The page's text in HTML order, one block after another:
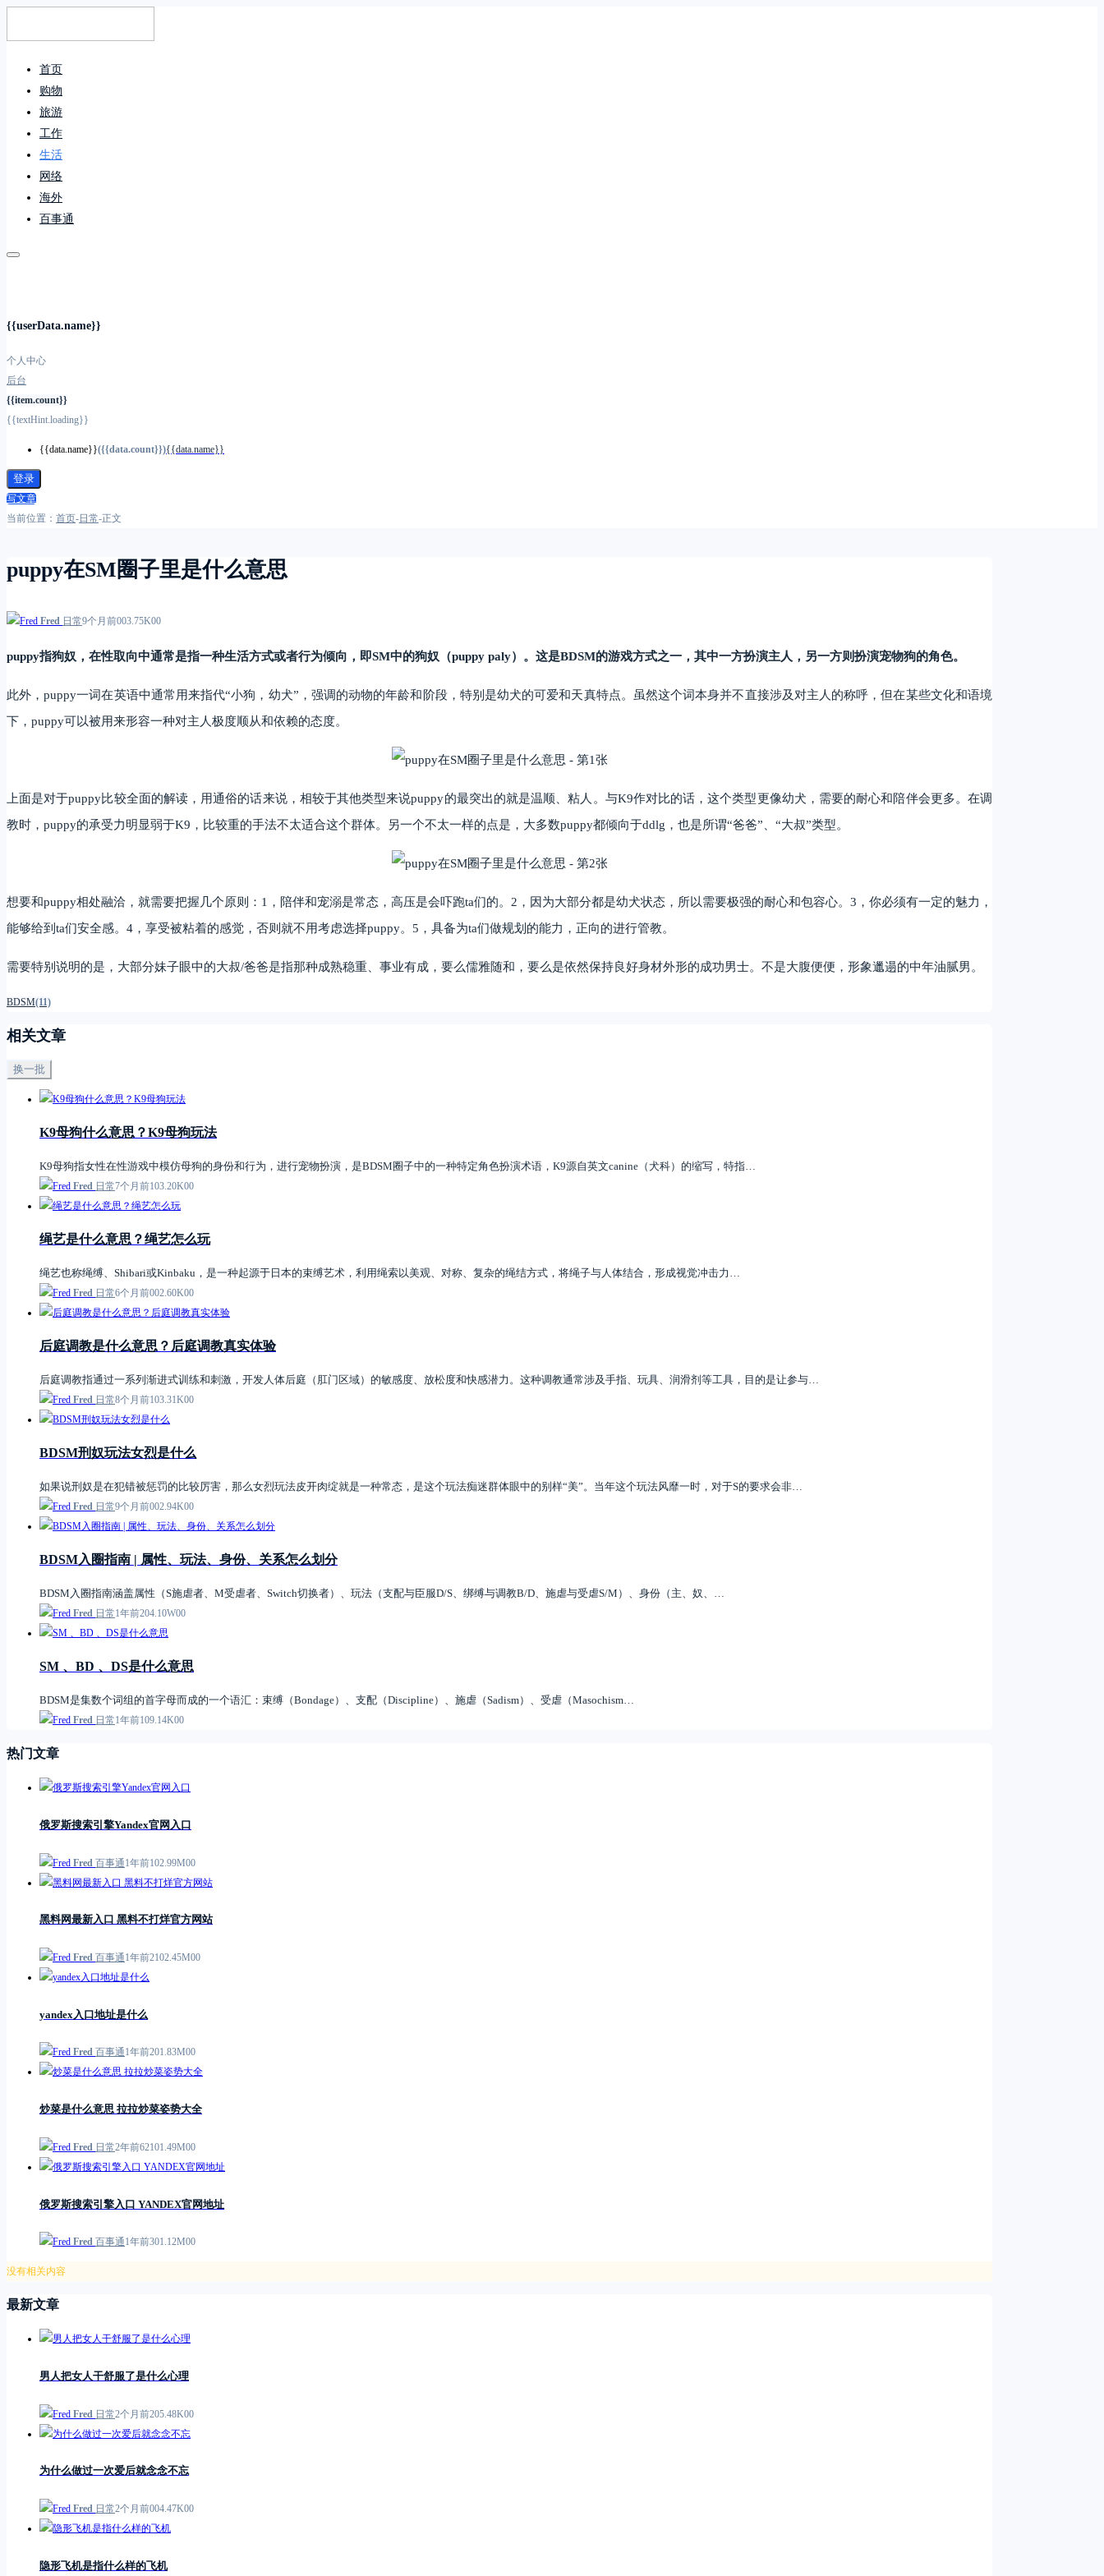
首页
购物
旅游
工作
生活
网络
海外
百事通
{{userData.name}}
个人中心
后台
{{item.count}}
{{textHint.loading}}
{{data.name}}({{data.count}}){{data.name}}
登录
写文章
当前位置： 首页-日常-正文
puppy在SM圈子里是什么意思
Fred 日常9个月前003.75K00
puppy指狗奴，在性取向中通常是指一种生活方式或者行为倾向，即SM中的狗奴（puppy paly）。这是BDSM的游戏方式之一，其中一方扮演主人，另一方则扮演宠物狗的角色。
此外，puppy一词在英语中通常用来指代“小狗，幼犬”，强调的动物的年龄和阶段，特别是幼犬的可爱和天真特点。虽然这个词本身并不直接涉及对主人的称呼，但在某些文化和语境
下，puppy可以被用来形容一种对主人极度顺从和依赖的态度。
上面是对于puppy比较全面的解读，用通俗的话来说，相较于其他类型来说puppy的最突出的就是温顺、粘人。与K9作对比的话，这个类型更像幼犬，需要的耐心和陪伴会更多。在调
教时，puppy的承受力明显弱于K9，比较重的手法不太适合这个群体。另一个不太一样的点是，大多数puppy都倾向于ddlg，也是所谓“爸爸”、“大叔”类型。
想要和puppy相处融洽，就需要把握几个原则：1，陪伴和宠溺是常态，高压是会吓跑ta们的。2，因为大部分都是幼犬状态，所以需要极强的耐心和包容心。3，你必须有一定的魅力，
能够给到ta们安全感。4，享受被粘着的感觉，否则就不用考虑选择puppy。5，具备为ta们做规划的能力，正向的进行管教。
需要特别说明的是，大部分妹子眼中的大叔/爸爸是指那种成熟稳重、事业有成，要么儒雅随和，要么是依然保持良好身材外形的成功男士。不是大腹便便，形象邋遢的中年油腻男。
BDSM(11)
相关文章
换一批
K9母狗什么意思？K9母狗玩法
K9母狗指女性在性游戏中模仿母狗的身份和行为，进行宠物扮演，是BDSM圈子中的一种特定角色扮演术语，K9源自英文canine（犬科）的缩写，特指…
Fred 日常7个月前103.20K00
绳艺是什么意思？绳艺怎么玩
绳艺也称绳缚、Shibari或Kinbaku，是一种起源于日本的束缚艺术，利用绳索以美观、对称、复杂的绳结方式，将绳子与人体结合，形成视觉冲击力…
Fred 日常6个月前002.60K00
后庭调教是什么意思？后庭调教真实体验
后庭调教指通过一系列渐进式训练和刺激，开发人体后庭（肛门区域）的敏感度、放松度和快感潜力。这种调教通常涉及手指、玩具、润滑剂等工具，目的是让参与…
Fred 日常8个月前103.31K00
BDSM刑奴玩法女烈是什么
如果说刑奴是在犯错被惩罚的比较厉害，那么女烈玩法皮开肉绽就是一种常态，是这个玩法痴迷群体眼中的别样“美”。当年这个玩法风靡一时，对于S的要求会非…
Fred 日常9个月前002.94K00
BDSM入圈指南 | 属性、玩法、身份、关系怎么划分
BDSM入圈指南涵盖属性（S施虐者、M受虐者、Switch切换者）、玩法（支配与臣服D/S、绑缚与调教B/D、施虐与受虐S/M）、身份（主、奴、…
Fred 日常1年前204.10W00
SM 、BD 、DS是什么意思
BDSM是集数个词组的首字母而成的一个语汇：束缚（Bondage）、支配（Discipline）、施虐（Sadism）、受虐（Masochism…
Fred 日常1年前109.14K00
热门文章
俄罗斯搜索引擎Yandex官网入口
Fred 百事通1年前102.99M00
黑料网最新入口 黑料不打烊官方网站
Fred 百事通1年前2102.45M00
yandex入口地址是什么
Fred 百事通1年前201.83M00
炒菜是什么意思 拉拉炒菜姿势大全
Fred 日常2年前62101.49M00
俄罗斯搜索引擎入口 YANDEX官网地址
Fred 百事通1年前301.12M00
没有相关内容
最新文章
男人把女人干舒服了是什么心理
Fred 日常2个月前205.48K00
为什么做过一次爱后就念念不忘
Fred 日常2个月前004.47K00
隐形飞机是指什么样的飞机